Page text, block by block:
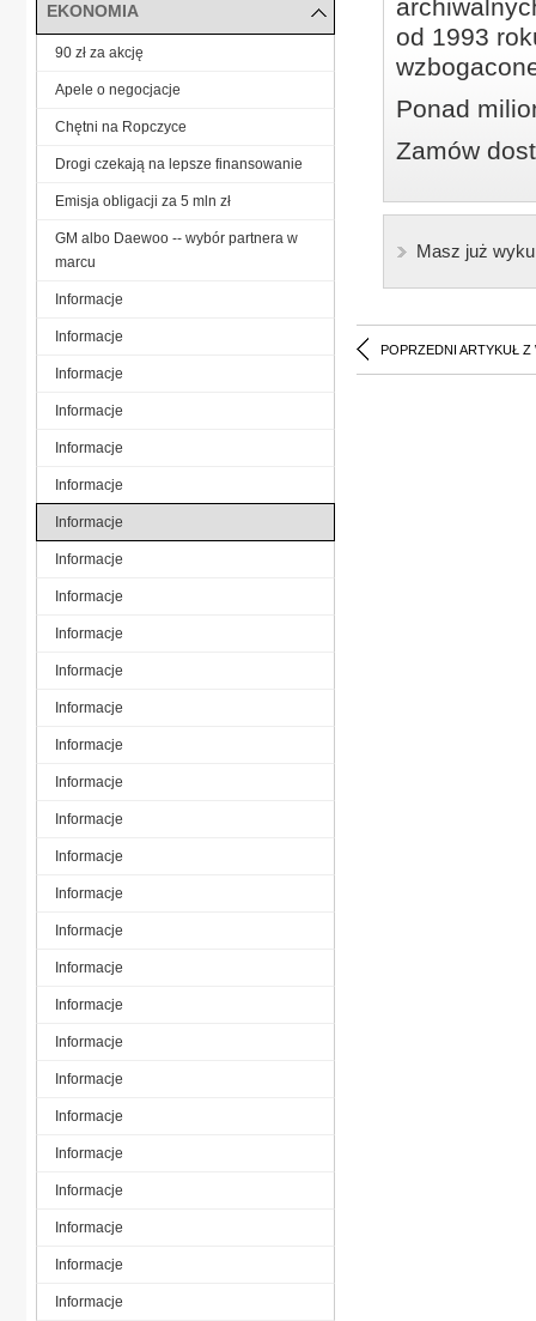
od 1993
Ponad
Zamów
Masz już
POPRZEDNI ARTYKUŁ Z
EKONOMIA
90 zł za akcję
Apele o negocjacje
Chętni na Ropczyce
Drogi czekają na lepsze finansowanie
Emisja obligacji za 5 mln zł
GM albo Daewoo -- wybór partnera w
marcu
Informacje
Informacje
Informacje
Informacje
Informacje
Informacje
Informacje
Informacje
Informacje
Informacje
Informacje
Informacje
Informacje
Informacje
Informacje
Informacje
Informacje
Informacje
Informacje
Informacje
Informacje
Informacje
Informacje
Informacje
Informacje
Informacje
Informacje
Informacje